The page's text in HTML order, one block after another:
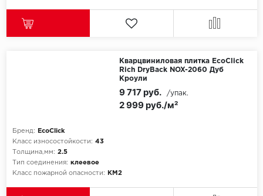
Кварцвиниловая плитка EcoClick
Rich DryBack NOX-2060 Дуб
Кроули
Бренд:
EcoClick
Класс износостойкости: 43
Толщина,мм: 2.5
Тип соединения: клеевое
Класс пожарной опасности:
КМ2
2 999 руб./м²
9 717 руб. /упак.